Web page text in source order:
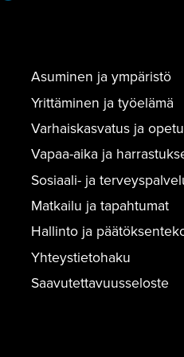
Asuminen ja ympäristö
Yrittäminen ja työelämä
Varhaiskasvatus ja
Vapaa-aika ja
Sosiaali- ja
Matkailu ja tapahtumat
Hallinto ja
Yhteystietohaku
Saavutettavuusseloste